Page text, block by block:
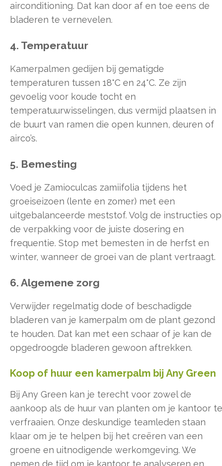
airconditioning. Dat kan door af en toe eens de
bladeren te vernevelen.
4. Temperatuur
Kamerpalmen gedijen bij gematigde
temperaturen tussen 18°C en 24°C. Ze zijn
gevoelig voor koude tocht en
temperatuurwisselingen, dus vermijd plaatsen in
de buurt van ramen die open kunnen, deuren of
airco’s.
5. Bemesting
Voed je Zamioculcas zamiifolia tijdens het
groeiseizoen (lente en zomer) met een
uitgebalanceerde meststof. Volg de instructies op
de verpakking voor de juiste dosering en
frequentie. Stop met bemesten in de herfst en
winter, wanneer de groei van de plant vertraagt.
6. Algemene zorg
Verwijder regelmatig dode of beschadigde
bladeren van je kamerpalm om de plant gezond
te houden. Dat kan met een schaar of je kan de
opgedroogde bladeren gewoon aftrekken.
Koop of huur een kamerpalm bij Any Green
Bij Any Green kan je terecht voor zowel de
aankoop als de huur van planten om je kantoor te
verfraaien. Onze deskundige teamleden staan
klaar om je te helpen bij het creëren van een
groene en uitnodigende werkomgeving. We
nemen de tijd om je kantoor te analyseren en